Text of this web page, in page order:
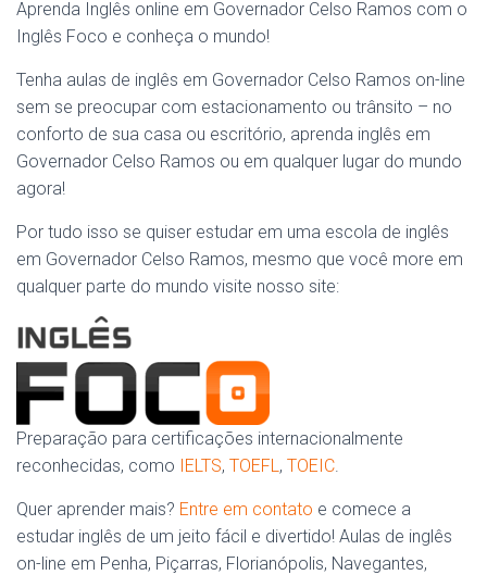
Aprenda Inglês online em Governador Celso Ramos com o
Inglês Foco e conheça o mundo!
Tenha aulas de inglês em Governador Celso Ramos on-line
sem se preocupar com estacionamento ou trânsito – no
conforto de sua casa ou escritório, aprenda inglês em
Governador Celso Ramos ou em qualquer lugar do mundo
agora!
Por tudo isso se quiser estudar em uma escola de inglês
em Governador Celso Ramos, mesmo que você more em
qualquer parte do mundo visite nosso site:
Preparação para certificações internacionalmente
reconhecidas, como IELTS, TOEFL , TOEIC
Quer aprender mais? Entre em contato e comece a
estudar inglês de um jeito fácil e divertido! Aulas de inglês
on-line em Penha, Piçarras, Florianópolis, Navegantes,